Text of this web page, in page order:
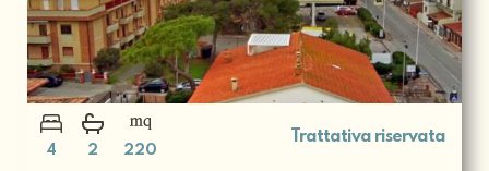
4 2 220
Trattativa riservata